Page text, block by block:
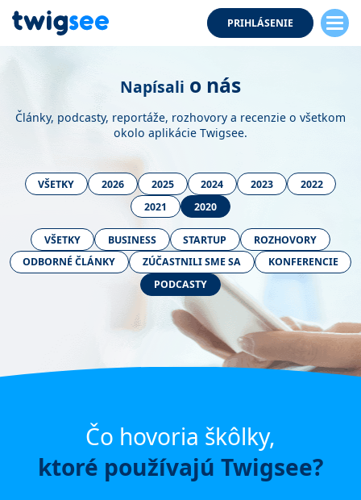
PRIHLÁSENIE
Napísali o nás
Články, podcasty, reportáže, rozhovory a recenzie o všetkom
okolo aplikácie Twigsee.
VŠETKY 2026 2025 2024 2023
2022
2021
2020
VŠETKY BUSINESS STARTUP
ROZHOVORY
ODBORNÉ ČLÁNKY
ZÚČASTNILI SME SA
KONFERENCIE
PODCASTY
Čo hovoria škôlky,
ktoré používajú Twigsee?